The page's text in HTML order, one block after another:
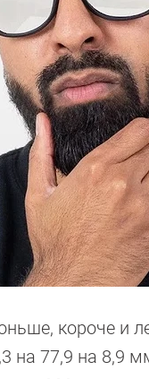
короче и
на 77,9 на 8,9